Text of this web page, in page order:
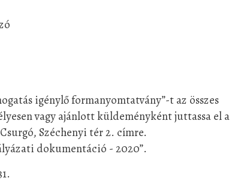
igénylő formanyomtatvány”-t az összes
vagy ajánlott küldeményként juttassa el a
Széchenyi tér 2. címre.
dokumentáció - 2020”.